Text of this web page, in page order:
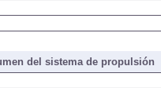
del sistema de propulsión